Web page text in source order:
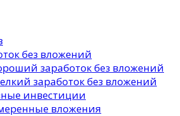
без вложений
заработок без вложений
заработок без вложений
инвестиции
вложения